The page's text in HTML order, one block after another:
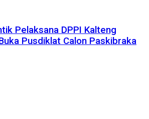
Pelaksana DPPI Kalteng
Pusdiklat Calon Paskibraka